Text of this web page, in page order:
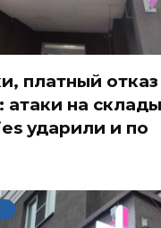
платный отказ
атаки на склады
ударили и по